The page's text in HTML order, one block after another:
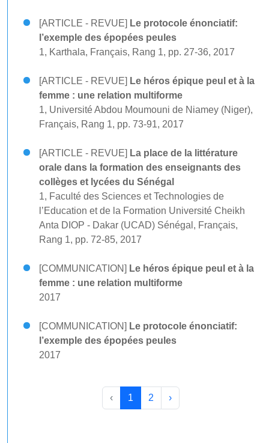
[ARTICLE - REVUE] Le protocole énonciatif:
l’exemple des épopées peules
1, Karthala, Français, Rang 1, pp. 27-36, 2017
[ARTICLE - REVUE] Le héros épique peul et à la
femme : une relation multiforme
1, Université Abdou Moumouni de Niamey (Niger),
Français, Rang 1, pp. 73-91, 2017
[ARTICLE - REVUE] La place de la littérature
orale dans la formation des enseignants des
collèges et lycées du Sénégal
1, Faculté des Sciences et Technologies de
l’Education et de la Formation Université Cheikh
Anta DIOP - Dakar (UCAD) Sénégal, Français,
Rang 1, pp. 72-85, 2017
[COMMUNICATION] Le héros épique peul et à la
femme : une relation multiforme
2017
[COMMUNICATION] Le protocole énonciatif:
l’exemple des épopées peules
2017
‹ 1 2 ›